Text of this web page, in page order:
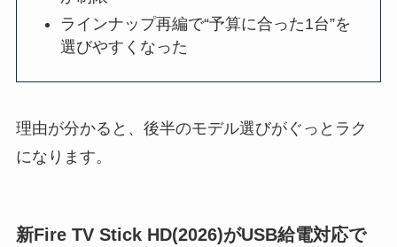
ラインナップ再編で“予算に合った1台”を
選びやすくなった
理由が分かると、後半のモデル選びがぐっとラク
になります。
新Fire TV Stick HD(2026)がUSB給電対応で